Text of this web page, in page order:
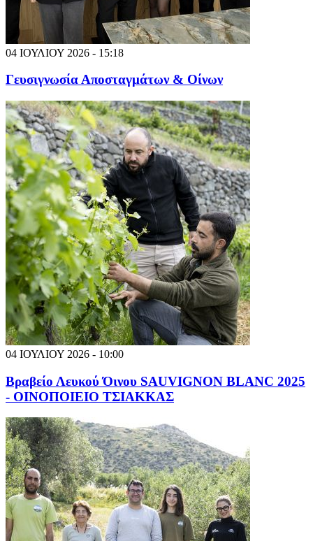
04 ΙΟΥΛΙΟΥ 2026 - 15:18
Γευσιγνωσία Αποσταγμάτων & Οίνων
04 ΙΟΥΛΙΟΥ 2026 - 10:00
Βραβείο Λευκού Όινου SAUVIGNON BLANC 2025
- ΟΙΝΟΠΟΙΕΙΟ ΤΣΙΑΚΚΑΣ